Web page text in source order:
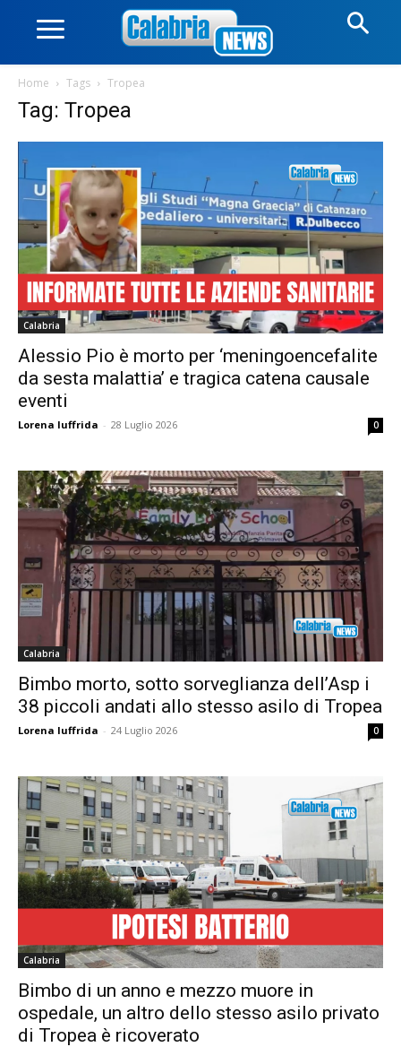
Home Tags Tropea
Tag: Tropea
Calabria
Alessio Pio è morto per ‘meningoencefalite
da sesta malattia’ e tragica catena causale
eventi
Lorena Iuffrida - 28 Luglio 2026 0
Calabria
Bimbo morto, sotto sorveglianza dell’Asp i
38 piccoli andati allo stesso asilo di Tropea
Lorena Iuffrida - 24 Luglio 2026 0
Calabria
Bimbo di un anno e mezzo muore in
ospedale, un altro dello stesso asilo privato
di Tropea è ricoverato